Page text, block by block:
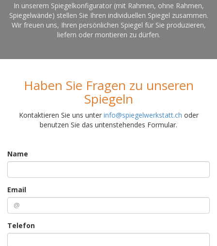
In unserem Spiegelkonfigurator (mit Rahmen, ohne Rahmen,
Spiegelwände) stellen Sie Ihren individuellen Spiegel zusammen.
Wir freuen uns, Ihren persönlichen Spiegel für Sie produzieren,
liefern oder montieren zu dürfen.
Haben Sie Fragen zu unseren
Spiegeln
Kontaktieren Sie uns unter info@spiegelwerkstatt.ch oder
benutzen Sie das untenstehendes Formular.
Name
Email
Telefon